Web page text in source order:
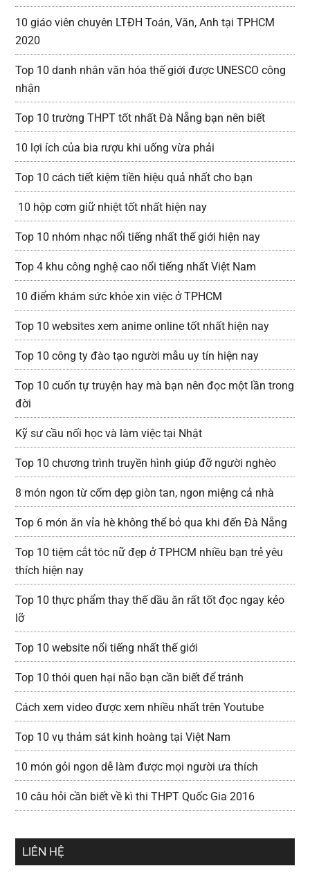
10 giáo viên chuyên LTĐH Toán, Văn, Anh tại TPHCM
2020
Top 10 danh nhân văn hóa thế giới được UNESCO công
nhận
Top 10 trường THPT tốt nhất Đà Nẵng bạn nên biết
10 lợi ích của bia rượu khi uống vừa phải
Top 10 cách tiết kiệm tiền hiệu quả nhất cho bạn
10 hộp cơm giữ nhiệt tốt nhất hiện nay
Top 10 nhóm nhạc nổi tiếng nhất thế giới hiện nay
Top 4 khu công nghệ cao nổi tiếng nhất Việt Nam
10 điểm khám sức khỏe xin việc ở TPHCM
Top 10 websites xem anime online tốt nhất hiện nay
Top 10 công ty đào tạo người mẫu uy tín hiện nay
Top 10 cuốn tự truyện hay mà bạn nên đọc một lần trong
đời
Kỹ sư cầu nối học và làm việc tại Nhật
Top 10 chương trình truyền hình giúp đỡ người nghèo
8 món ngon từ cốm dẹp giòn tan, ngon miệng cả nhà
Top 6 món ăn vỉa hè không thể bỏ qua khi đến Đà Nẵng
Top 10 tiệm cắt tóc nữ đẹp ở TPHCM nhiều bạn trẻ yêu
thích hiện nay
Top 10 thực phẩm thay thế dầu ăn rất tốt đọc ngay kẻo
lỡ
Top 10 website nổi tiếng nhất thế giới
Top 10 thói quen hại não bạn cần biết để tránh
Cách xem video được xem nhiều nhất trên Youtube
Top 10 vụ thảm sát kinh hoàng tại Việt Nam
10 món gỏi ngon dễ làm được mọi người ưa thích
10 câu hỏi cần biết về kì thi THPT Quốc Gia 2016
LIÊN HỆ